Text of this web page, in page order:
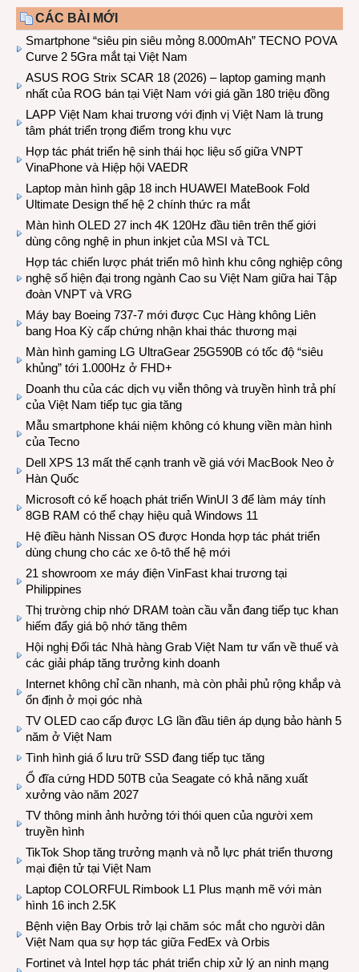
CÁC BÀI MỚI
Smartphone “siêu pin siêu mỏng 8.000mAh” TECNO POVA
Curve 2 5Gra mắt tại Việt Nam
ASUS ROG Strix SCAR 18 (2026) – laptop gaming mạnh
nhất của ROG bán tại Việt Nam với giá gần 180 triệu đồng
LAPP Việt Nam khai trương với định vị Việt Nam là trung
tâm phát triển trọng điểm trong khu vực
Hợp tác phát triển hệ sinh thái học liệu số giữa VNPT
VinaPhone và Hiệp hội VAEDR
Laptop màn hình gập 18 inch HUAWEI MateBook Fold
Ultimate Design thế hệ 2 chính thức ra mắt
Màn hình OLED 27 inch 4K 120Hz đầu tiên trên thế giới
dùng công nghệ in phun inkjet của MSI và TCL
Hợp tác chiến lược phát triển mô hình khu công nghiệp công
nghệ số hiện đại trong ngành Cao su Việt Nam giữa hai Tập
đoàn VNPT và VRG
Máy bay Boeing 737-7 mới được Cục Hàng không Liên
bang Hoa Kỳ cấp chứng nhận khai thác thương mại
Màn hình gaming LG UltraGear 25G590B có tốc độ “siêu
khủng” tới 1.000Hz ở FHD+
Doanh thu của các dịch vụ viễn thông và truyền hình trả phí
của Việt Nam tiếp tục gia tăng
Mẫu smartphone khái niệm không có khung viền màn hình
của Tecno
Dell XPS 13 mất thế cạnh tranh về giá với MacBook Neo ở
Hàn Quốc
Microsoft có kế hoạch phát triển WinUI 3 để làm máy tính
8GB RAM có thể chạy hiệu quả Windows 11
Hệ điều hành Nissan OS được Honda hợp tác phát triển
dùng chung cho các xe ô-tô thế hệ mới
21 showroom xe máy điện VinFast khai trương tại
Philippines
Thị trường chip nhớ DRAM toàn cầu vẫn đang tiếp tục khan
hiếm đẩy giá bộ nhớ tăng thêm
Hội nghị Đối tác Nhà hàng Grab Việt Nam tư vấn về thuế và
các giải pháp tăng trưởng kinh doanh
Internet không chỉ cần nhanh, mà còn phải phủ rộng khắp và
ổn định ở mọi góc nhà
TV OLED cao cấp được LG lần đầu tiên áp dụng bảo hành 5
năm ở Việt Nam
Tình hình giá ổ lưu trữ SSD đang tiếp tục tăng
Ổ đĩa cứng HDD 50TB của Seagate có khả năng xuất
xưởng vào năm 2027
TV thông minh ảnh hưởng tới thói quen của người xem
truyền hình
TikTok Shop tăng trưởng mạnh và nỗ lực phát triển thương
mại điện tử tại Việt Nam
Laptop COLORFUL Rimbook L1 Plus mạnh mẽ với màn
hình 16 inch 2.5K
Bệnh viện Bay Orbis trở lại chăm sóc mắt cho người dân
Việt Nam qua sự hợp tác giữa FedEx và Orbis
Fortinet và Intel hợp tác phát triển chip xử lý an ninh mạng